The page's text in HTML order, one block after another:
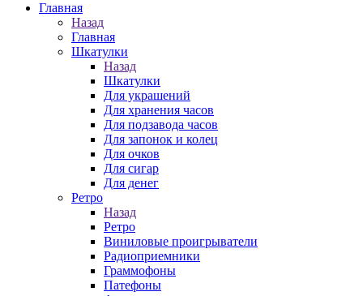
Главная
Назад
Главная
Шкатулки
Назад
Шкатулки
Для украшений
Для хранения часов
Для подзавода часов
Для запонок и колец
Для очков
Для сигар
Для денег
Ретро
Назад
Ретро
Виниловые проигрыватели
Радиоприемники
Граммофоны
Патефоны